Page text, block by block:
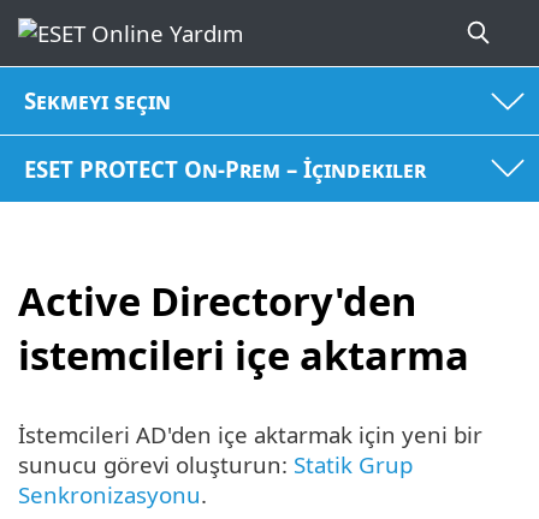
Sekmeyi seçin
ESET PROTECT On-Prem – İçindekiler
Active Directory'den
istemcileri içe aktarma
İstemcileri AD'den içe aktarmak için yeni bir
sunucu görevi oluşturun: Statik Grup
Senkronizasyonu.